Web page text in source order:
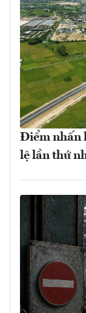
Điểm nhấn
lệ lần thứ